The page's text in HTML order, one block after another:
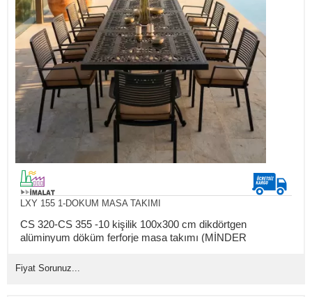
LXY 155 1-DOKUM MASA TAKIMI
CS 320-CS 355 -10 kişilik 100x300 cm dikdörtgen
alüminyum döküm ferforje masa takımı (MİNDER
Fiyat Sorunuz...